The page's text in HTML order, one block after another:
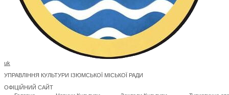
uk
УПРАВЛІННЯ КУЛЬТУРИ ІЗЮМСЬКОЇ МІСЬКОЇ РАДИ
ОФІЦІЙНИЙ САЙТ